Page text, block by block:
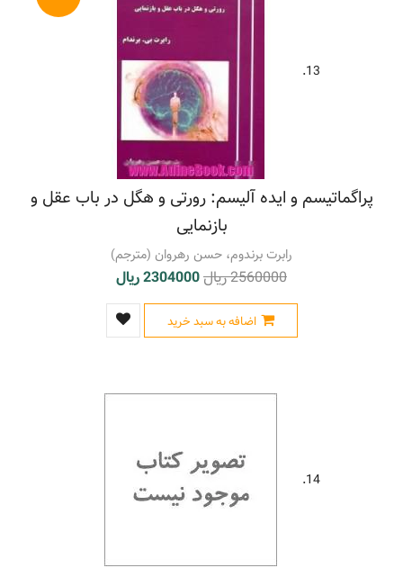
13.
پراگماتیسم و ایده آلیسم: رورتی و هگل در باب عقل و
بازنمایی
رابرت برندوم، حسن رهروان (مترجم)
2560000 ریال 2304000 ریال
اضافه به سبد خرید
14.